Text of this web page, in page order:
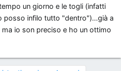
un giorno e le togli (infatti
posso infilo tutto "dentro")...già a
io son preciso e ho un ottimo